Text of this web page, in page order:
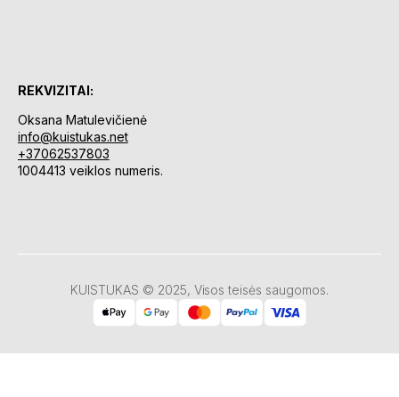
REKVIZITAI:
Oksana Matulevičienė
info@kuistukas.net
+37062537803
1004413 veiklos numeris.
KUISTUKAS © 2025, Visos teisės saugomos.